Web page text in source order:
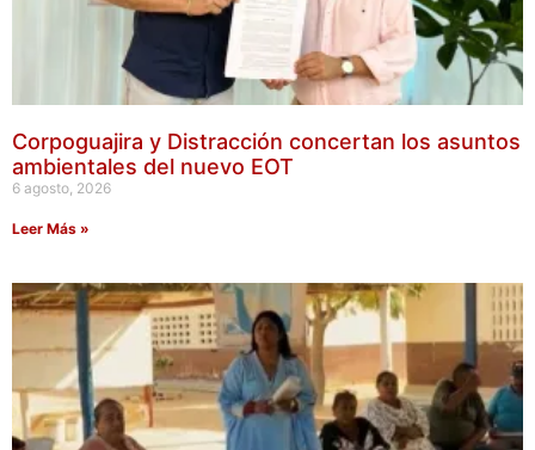
Corpoguajira y Distracción concertan los asuntos
ambientales del nuevo EOT
6 agosto, 2026
Leer Más »